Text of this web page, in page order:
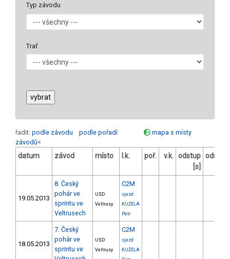
Typ závodu
Trať
řadit: podle závodu podle pořadí
mapa s místy
závodů<
datum závod místo l.k. poř. v.k. odstup
[s]
odstup
19.05.2013
8. Český
pohár ve
sprintu ve
Veltrusech
USD
Veltrusy
C2M
sjezd
KUŽELA
Petr
18.05.2013
7. Český
pohár ve
sprintu ve
USD
Veltrusy
C2M
sjezd
KUŽELA